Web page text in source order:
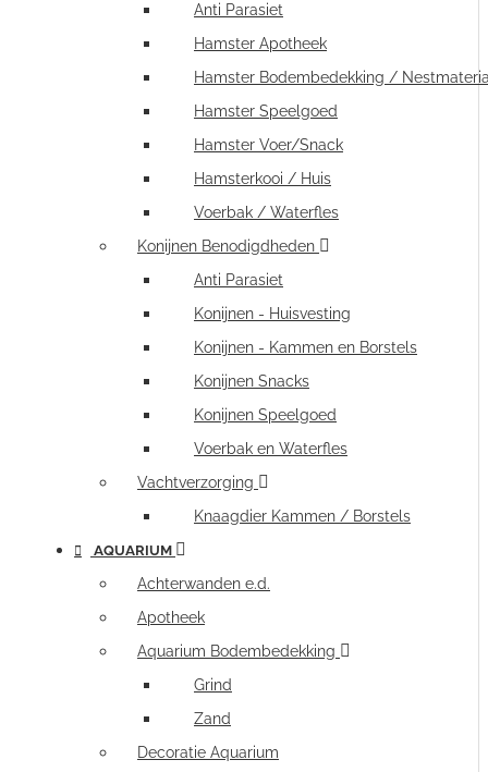
Anti Parasiet
Hamster Apotheek
Hamster Bodembedekking /
Hamster Speelgoed
Hamster Voer/Snack
Hamsterkooi / Huis
Voerbak / Waterfles
Konijnen Benodigdheden
Anti Parasiet
Konijnen - Huisvesting
Konijnen - Kammen en Borstels
Konijnen Snacks
Konijnen Speelgoed
Voerbak en Waterfles
Vachtverzorging
Knaagdier Kammen / Borstels
AQUARIUM
Achterwanden e.d.
Apotheek
Aquarium Bodembedekking
Grind
Zand
Decoratie Aquarium